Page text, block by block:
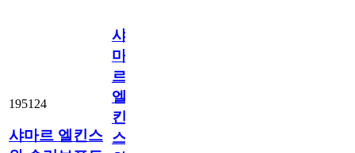
195124
샤마르 엘킨스
샤
마
르
엘
킨
스